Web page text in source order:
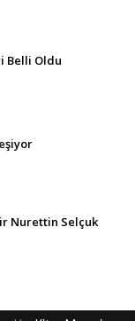
Belli Oldu
Nurettin Selçuk